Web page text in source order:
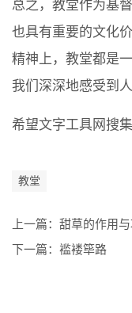
总之，教堂作为基
也具有重要的文化
精神上，教堂都是
我们深深地感受到
希望文字工具网搜
教堂
上一篇： 甜草的作用
下一篇： 褴褛筚路